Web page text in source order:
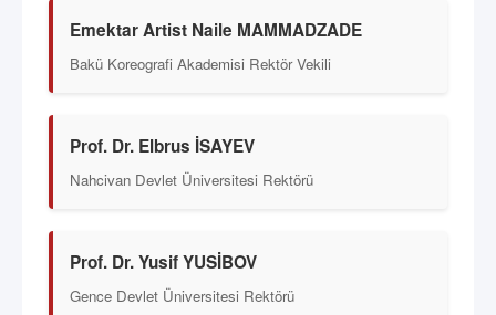
Emektar Artist Naile MAMMADZADE
Bakü Koreografi Akademisi Rektör Vekili
Prof. Dr. Elbrus İSAYEV
Nahcivan Devlet Üniversitesi Rektörü
Prof. Dr. Yusif YUSİBOV
Gence Devlet Üniversitesi Rektörü